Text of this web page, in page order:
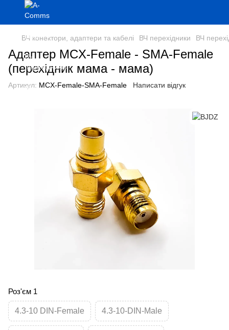
ВЧ конектори, адаптери та кабелі ВЧ перехідники ВЧ
Адаптер MCX-Female - SMA-Female
(перехідник мама - мама)
Артикул: MCX-Female-SMA-Female Написати відгук
Роз'єм 1
4.3-10 DIN-Female 4.3-10-DIN-Male